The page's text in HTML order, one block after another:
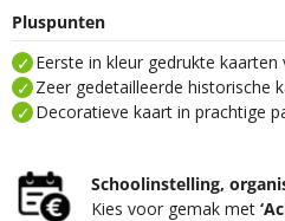
Pluspunten
Eerste in kleur gedrukte
Zeer gedetailleerde historische
Decoratieve kaart in prachtige
Schoolinstelling,
Kies voor gemak met